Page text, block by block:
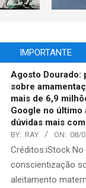
IMPORTANTE
Agosto Dourado:
sobre
mais de 6,9
Google no último
dúvidas mais
BY: RAY ON: 08/
Créditos:iStock No
conscientização
aleitamento